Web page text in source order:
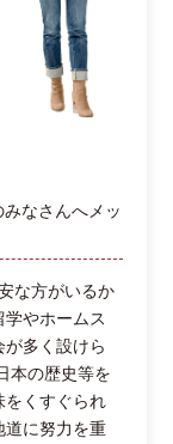
なさんへメッ
な方がいるか
やホームス
多く設けら
本の歴史等を
をくすぐられ
道に努力を重